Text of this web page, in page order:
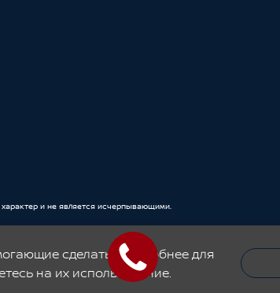
и не является исчерпывающими.
сделать его удобнее для
на их использование.